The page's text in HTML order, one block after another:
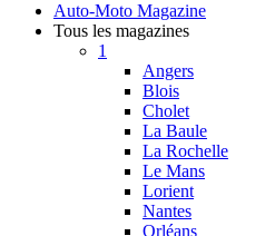
Auto-Moto Magazine
Tous les magazines
1
Angers
Blois
Cholet
La Baule
La Rochelle
Le Mans
Lorient
Nantes
Orléans